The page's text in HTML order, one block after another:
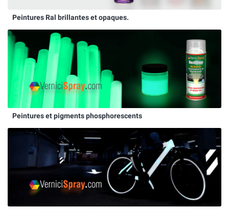
Peintures Ral brillantes et opaques.
Peintures et pigments phosphorescents